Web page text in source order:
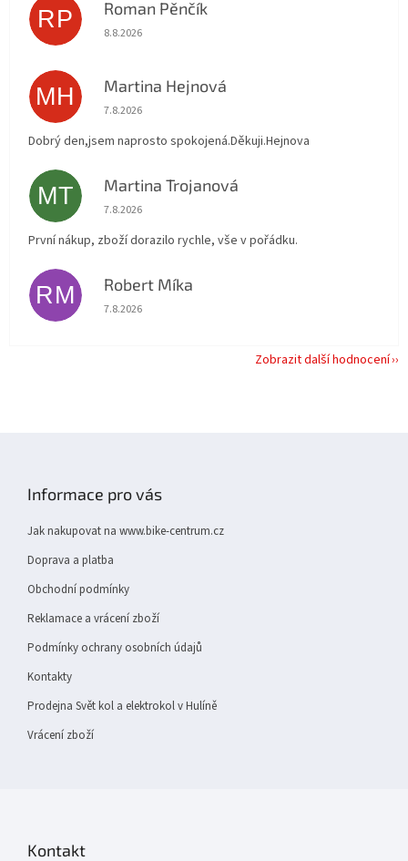
RP Roman Pěnčík
Hodnocení obchodu je 5 z 5 hvězdiček.
8.8.2026
MH Martina Hejnová
Hodnocení obchodu je 5 z 5 hvězdiček.
7.8.2026
Dobrý den,jsem naprosto spokojená.Děkuji.Hejnova
MT Martina Trojanová
Hodnocení obchodu je 5 z 5 hvězdiček.
7.8.2026
První nákup, zboží dorazilo rychle, vše v pořádku.
RM Robert Míka
Hodnocení obchodu je 5 z 5 hvězdiček.
7.8.2026
Zobrazit další hodnocení
Informace pro vás
Jak nakupovat na www.bike-centrum.cz
Doprava a platba
Obchodní podmínky
Reklamace a vrácení zboží
Podmínky ochrany osobních údajů
Kontakty
Prodejna Svět kol a elektrokol v Hulíně
Vrácení zboží
Kontakt